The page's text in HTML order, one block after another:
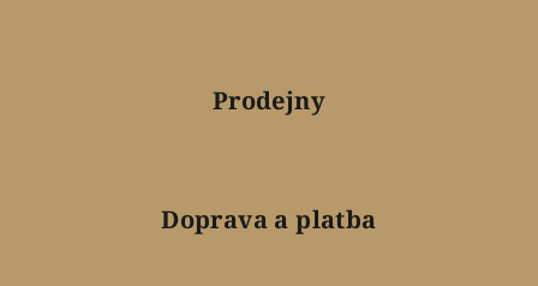
Prodejny
Doprava a platba